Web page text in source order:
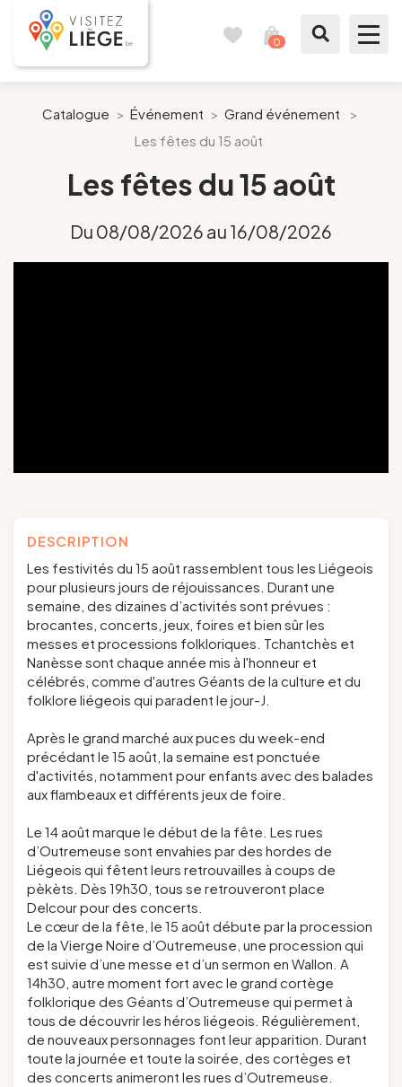
0
Comme un Liégeois
Préparer mon séjour
FR EN NL DE
Catalogue > Événement > Grand événement
>
Les fêtes du 15 août
Les fêtes du 15 août
Du 08/08/2026 au 16/08/2026
DESCRIPTION
Les festivités du 15 août rassemblent tous les Liégeois
pour plusieurs jours de réjouissances. Durant une
semaine, des dizaines d’activités sont prévues :
brocantes, concerts, jeux, foires et bien sûr les
messes et processions folkloriques. Tchantchès et
Nanèsse sont chaque année mis à l'honneur et
célébrés, comme d'autres Géants de la culture et du
folklore liégeois qui paradent le jour-J.
Après le grand marché aux puces du week-end
précédant le 15 août, la semaine est ponctuée
d'activités, notamment pour enfants avec des balades
aux flambeaux et différents jeux de foire.
Le 14 août marque le début de la fête. Les rues
d’Outremeuse sont envahies par des hordes de
Liégeois qui fêtent leurs retrouvailles à coups de
pèkèts. Dès 19h30, tous se retrouveront place
Delcour pour des concerts.
Le cœur de la fête, le 15 août débute par la procession
de la Vierge Noire d’Outremeuse, une procession qui
est suivie d’une messe et d’un sermon en Wallon. A
14h30, autre moment fort avec le grand cortège
folklorique des Géants d’Outremeuse qui permet à
tous de découvrir les héros liégeois. Régulièrement,
de nouveaux personnages font leur apparition. Durant
toute la journée et toute la soirée, des cortèges et
des concerts animeront les rues d’Outremeuse.